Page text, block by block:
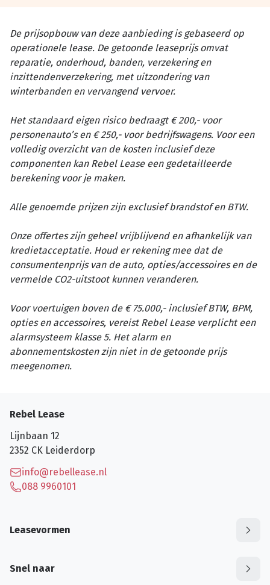
De prijsopbouw van deze aanbieding is gebaseerd op
operationele lease. De getoonde leaseprijs omvat
reparatie, onderhoud, banden, verzekering en
inzittendenverzekering, met uitzondering van
winterbanden en vervangend vervoer.
Het standaard eigen risico bedraagt € 200,- voor
personenauto’s en € 250,- voor bedrijfswagens. Voor een
volledig overzicht van de kosten inclusief deze
componenten kan Rebel Lease een gedetailleerde
berekening voor je maken.
Alle genoemde prijzen zijn exclusief brandstof en BTW.
Onze offertes zijn geheel vrijblijvend en afhankelijk van
kredietacceptatie. Houd er rekening mee dat de
consumentenprijs van de auto, opties/accessoires en de
vermelde CO2-uitstoot kunnen veranderen.
Voor voertuigen boven de € 75.000,- inclusief BTW, BPM,
opties en accessoires, vereist Rebel Lease verplicht een
alarmsysteem klasse 5. Het alarm en
abonnementskosten zijn niet in de getoonde prijs
meegenomen.
Rebel Lease
Lijnbaan 12
2352 CK Leiderdorp
info@rebellease.nl
088 9960101
Leasevormen
Snel naar